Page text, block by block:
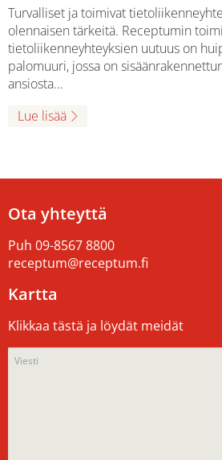
Turvalliset ja toimivat
olennaisen tärkeitä. Receptumin
tietoliikenneyhteyksien uutuus on
palomuuri, jossa on
ansiosta…
Lue lisää
Ota yhteyttä
Puh 09-8567 8800
receptum@receptum.fi
Kartta
Klikkaa tästä ja löydät meidät